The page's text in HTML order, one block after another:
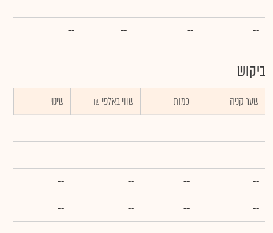
--
--
--
--
--
--
--
--
ביקוש
שער קניה כמות ₪ שווי באלפי
שינוי
--
--
--
--
--
--
--
--
--
--
--
--
--
--
--
--